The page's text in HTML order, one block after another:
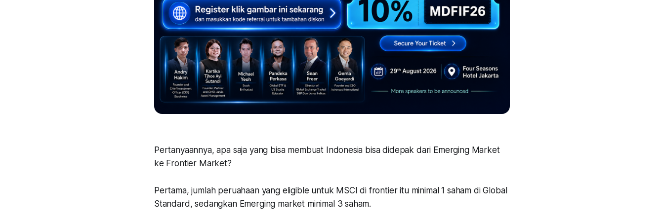
Pertanyaannya, apa saja yang bisa membuat Indonesia bisa didepak dari Emerging Market
ke Frontier Market?
Pertama, jumlah peruahaan yang eligible untuk MSCI di frontier itu minimal 1 saham di Global
Standard, sedangkan Emerging market minimal 3 saham.